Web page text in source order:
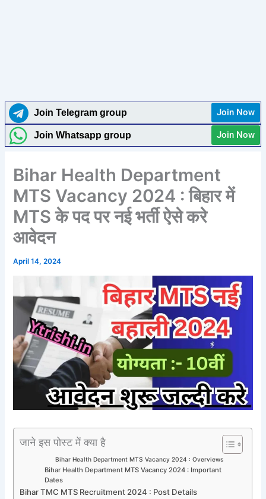
Join Telegram group Join Now
Join Whatsapp group Join Now
Bihar Health Department
MTS Vacancy 2024 : बिहार में
MTS के पद पर नई भर्ती ऐसे करे
आवेदन
April 14, 2024
जाने इस पोस्ट में क्या है
Bihar Health Department MTS Vacancy 2024 : Overviews
Bihar Health Department MTS Vacancy 2024 : Important
Dates
Bihar TMC MTS Recruitment 2024 : Post Details